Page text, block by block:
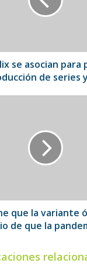
se asocian para
de series
que la variante
de que la